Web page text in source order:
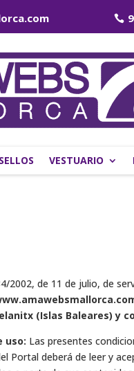
SELLOS VESTUARIO
2002, de 11 de julio, de
(Islas Baleares)
uso: Las presentes
Portal deberá de leer y